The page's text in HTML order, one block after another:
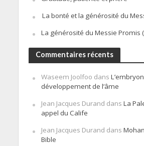
La bonté et la générosité du
La générosité du Messie Promis
Commentaires récents
Waseem Joolfoo dans
développement de l’âme
Jean Jacques Durand dans La
appel du Calife
Jean Jacques Durand dans
Bible